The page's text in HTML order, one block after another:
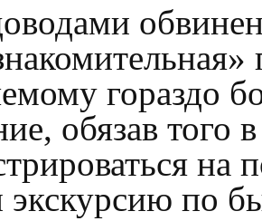
гораздо
обязав того
экскурсию по